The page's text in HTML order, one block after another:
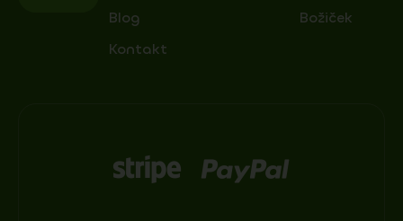
Blog
Kontakt
Božiček